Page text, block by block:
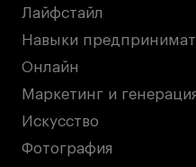
Лайфстайл
Навыки
Онлайн
Маркетинг и
Искусство
Фотография